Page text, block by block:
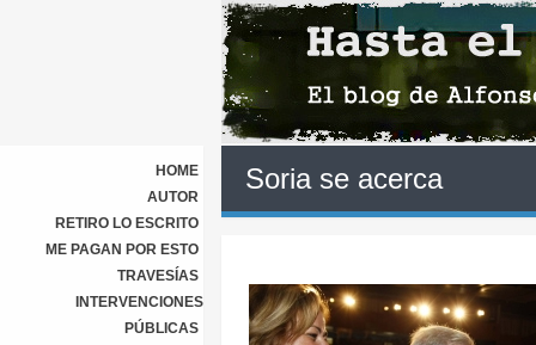
HOME
AUTOR
RETIRO LO ESCRITO
ME PAGAN POR ESTO
TRAVESÍAS
INTERVENCIONES
PÚBLICAS
Soria se acerca